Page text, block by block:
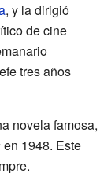
, y la dirigió
de cine
tres años
novela famosa,
en 1948. Este